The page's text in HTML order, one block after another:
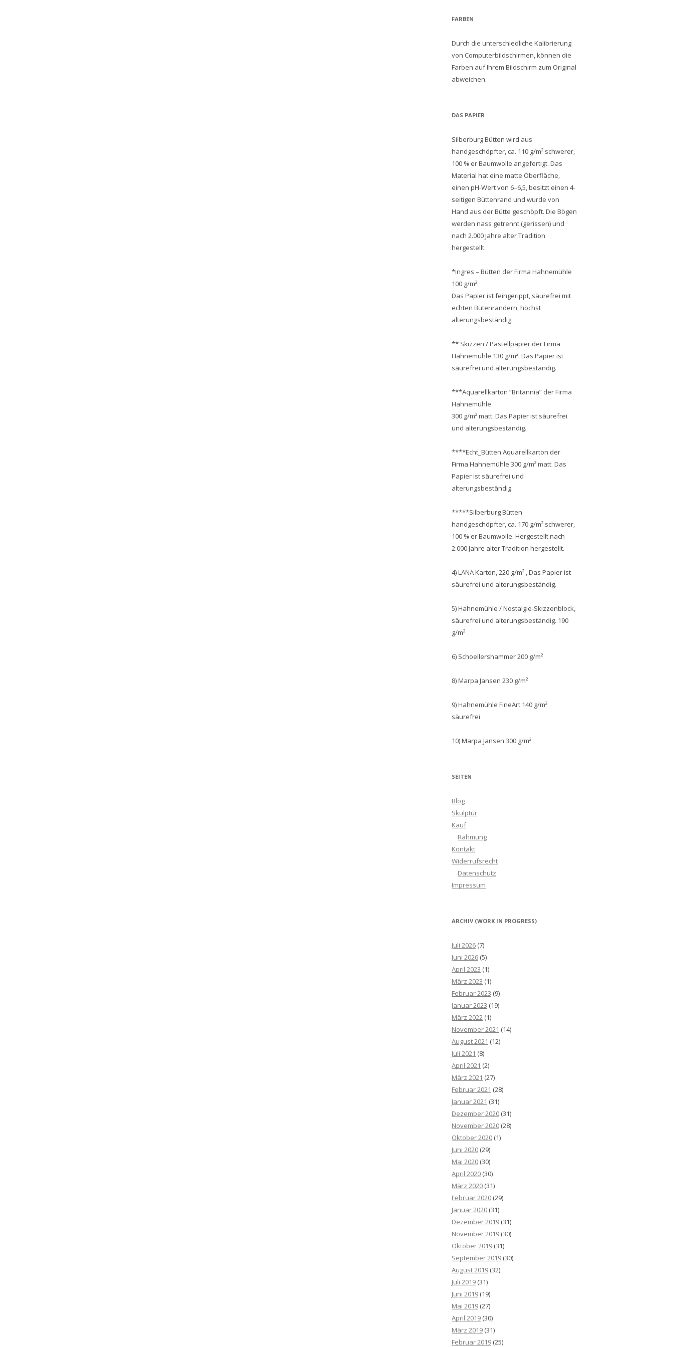
FARBEN
Durch die unterschiedliche Kalibrierung
von Computerbildschirmen, können die
Farben auf Ihrem Bildschirm zum Original
abweichen.
DAS PAPIER
Silberburg Bütten wird aus
handgeschöpfter, ca. 110 g/m² schwerer,
100 % er Baumwolle angefertigt. Das
Material hat eine matte Oberfläche,
einen pH-Wert von 6–6,5, besitzt einen 4-
seitigen Büttenrand und wurde von
Hand aus der Bütte geschöpft. Die Bögen
werden nass getrennt (gerissen) und
nach 2.000 Jahre alter Tradition
hergestellt.
*Ingres – Bütten der Firma Hahnemühle
100 g/m².
Das Papier ist feingerippt, säurefrei mit
echten Bütenrändern, höchst
alterungsbeständig.
** Skizzen / Pastellpapier der Firma
Hahnemühle 130 g/m². Das Papier ist
säurefrei und alterungsbeständig.
***Aquarellkarton “Britannia” der Firma
Hahnemühle
300 g/m² matt. Das Papier ist säurefrei
und alterungsbeständig.
****Echt_Bütten Aquarellkarton der
Firma Hahnemühle 300 g/m² matt. Das
Papier ist säurefrei und
alterungsbeständig.
*****Silberburg Bütten
handgeschöpfter, ca. 170 g/m² schwerer,
100 % er Baumwolle. Hergestellt nach
2.000 Jahre alter Tradition hergestellt.
4) LANA Karton, 220 g/m² , Das Papier ist
säurefrei und alterungsbeständig.
5) Hahnemühle / Nostalgie-Skizzenblock,
säurefrei und alterungsbeständig. 190
g/m²
6) Schoellershammer 200 g/m²
8) Marpa Jansen 230 g/m²
9) Hahnemühle FineArt 140 g/m²
säurefrei
10) Marpa Jansen 300 g/m²
SEITEN
Blog
Skulptur
Kauf
Rahmung
Kontakt
Widerrufsrecht
Datenschutz
Impressum
ARCHIV (WORK IN PROGRESS)
Juli 2026 (7)
Juni 2026 (5)
April 2023 (1)
März 2023 (1)
Februar 2023 (9)
Januar 2023 (19)
März 2022 (1)
November 2021 (14)
August 2021 (12)
Juli 2021 (8)
April 2021 (2)
März 2021 (27)
Februar 2021 (28)
Januar 2021 (31)
Dezember 2020 (31)
November 2020 (28)
Oktober 2020 (1)
Juni 2020 (29)
Mai 2020 (30)
April 2020 (30)
März 2020 (31)
Februar 2020 (29)
Januar 2020 (31)
Dezember 2019 (31)
November 2019 (30)
Oktober 2019 (31)
September 2019 (30)
August 2019 (32)
Juli 2019 (31)
Juni 2019 (19)
Mai 2019 (27)
April 2019 (30)
März 2019 (31)
Februar 2019 (25)